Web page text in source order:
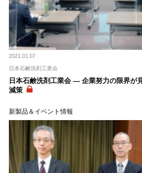
2021.01.07
日本石鹸洗剤工業会
日本石鹸洗剤工業会 ― 企業努力の限界が
減策
新製品＆イベント情報